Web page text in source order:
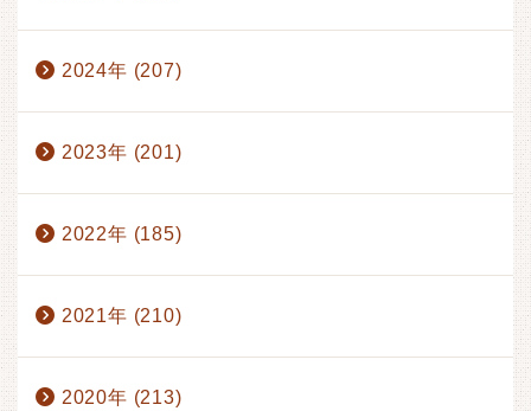
2024年 (207)
2023年 (201)
2022年 (185)
2021年 (210)
2020年 (213)